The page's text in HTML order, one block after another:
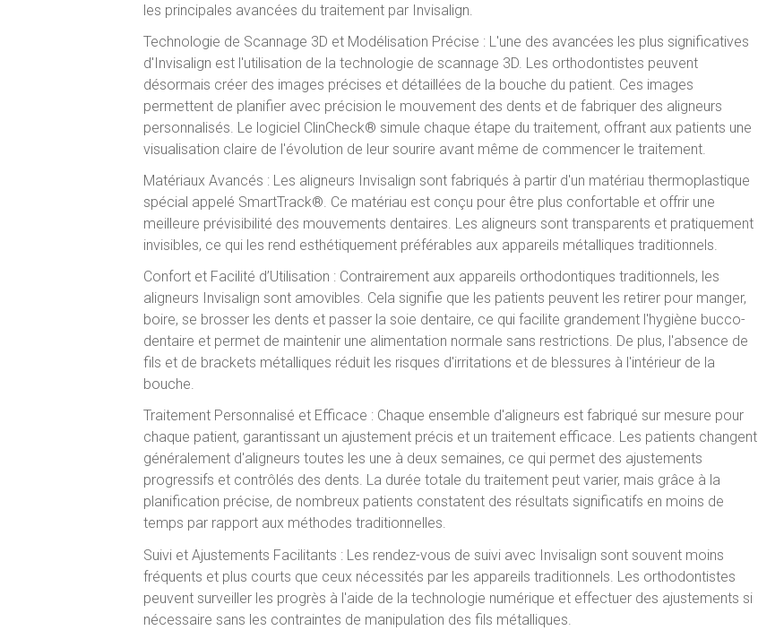
les principales avancées du traitement par Invisalign.
Technologie de Scannage 3D et Modélisation Précise : L'une des avancées les plus significatives
d'Invisalign est l'utilisation de la technologie de scannage 3D. Les orthodontistes peuvent
désormais créer des images précises et détaillées de la bouche du patient. Ces images
permettent de planifier avec précision le mouvement des dents et de fabriquer des aligneurs
personnalisés. Le logiciel ClinCheck® simule chaque étape du traitement, offrant aux patients une
visualisation claire de l'évolution de leur sourire avant même de commencer le traitement.
Matériaux Avancés : Les aligneurs Invisalign sont fabriqués à partir d'un matériau thermoplastique
spécial appelé SmartTrack®. Ce matériau est conçu pour être plus confortable et offrir une
meilleure prévisibilité des mouvements dentaires. Les aligneurs sont transparents et pratiquement
invisibles, ce qui les rend esthétiquement préférables aux appareils métalliques traditionnels.
Confort et Facilité d’Utilisation : Contrairement aux appareils orthodontiques traditionnels, les
aligneurs Invisalign sont amovibles. Cela signifie que les patients peuvent les retirer pour manger,
boire, se brosser les dents et passer la soie dentaire, ce qui facilite grandement l'hygiène bucco-
dentaire et permet de maintenir une alimentation normale sans restrictions. De plus, l'absence de
fils et de brackets métalliques réduit les risques d'irritations et de blessures à l'intérieur de la
bouche.
Traitement Personnalisé et Efficace : Chaque ensemble d'aligneurs est fabriqué sur mesure pour
chaque patient, garantissant un ajustement précis et un traitement efficace. Les patients changent
généralement d'aligneurs toutes les une à deux semaines, ce qui permet des ajustements
progressifs et contrôlés des dents. La durée totale du traitement peut varier, mais grâce à la
planification précise, de nombreux patients constatent des résultats significatifs en moins de
temps par rapport aux méthodes traditionnelles.
Suivi et Ajustements Facilitants : Les rendez-vous de suivi avec Invisalign sont souvent moins
fréquents et plus courts que ceux nécessités par les appareils traditionnels. Les orthodontistes
peuvent surveiller les progrès à l'aide de la technologie numérique et effectuer des ajustements si
nécessaire sans les contraintes de manipulation des fils métalliques.